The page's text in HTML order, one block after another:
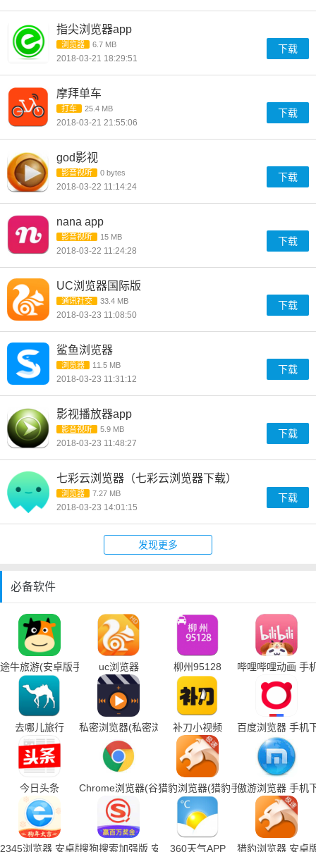
指尖浏览器app
浏览器 6.7 MB
2018-03-21 18:29:51
下载
摩拜单车
打车 25.4 MB
2018-03-21 21:55:06
下载
god影视
影音视听 0 bytes
2018-03-22 11:14:24
下载
nana app
影音视听 15 MB
2018-03-22 11:24:28
下载
UC浏览器国际版
通讯社交 33.4 MB
2018-03-23 11:08:50
下载
鲨鱼浏览器
浏览器 11.5 MB
2018-03-23 11:31:12
下载
影视播放器app
影音视听 5.9 MB
2018-03-23 11:48:27
下载
七彩云浏览器（七彩云浏览器下载）
浏览器 7.27 MB
2018-03-23 14:01:15
下载
发现更多
必备软件
途牛旅游(安卓版手机下载)uc浏览器 柳州95128 哔哩哔哩动画 手
去哪儿旅行 私密浏览器(私密浏览器手机下载)
补刀小视频 百度浏览器 手机
今日头条 Chrome浏览器(谷歌浏览器手机下载)
猎豹浏览器(猎豹手机浏览器下载)
傲游浏览器 手机
2345浏览器 安卓版搜狗搜索加强版 安卓版360天气APP 猎豹浏览器 安卓